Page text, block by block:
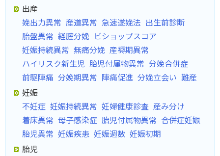
出産
娩出力異常 産道異常 急速遂娩法 出生前診断
胎盤異常 経腟分娩 ビショップスコア
妊娠持続異常 無痛分娩 産褥期異常
ハイリスク新生児 胎児付属物異常 分娩合併症
前駆陣痛 分娩期異常 陣痛促進 分娩立会い 難産
妊娠
不妊症 妊娠持続異常 妊婦健康診査 産み分け
着床異常 母子感染症 胎児付属物異常 合併症妊娠
胎児異常 妊娠疾患 妊娠週数 妊娠初期
胎児